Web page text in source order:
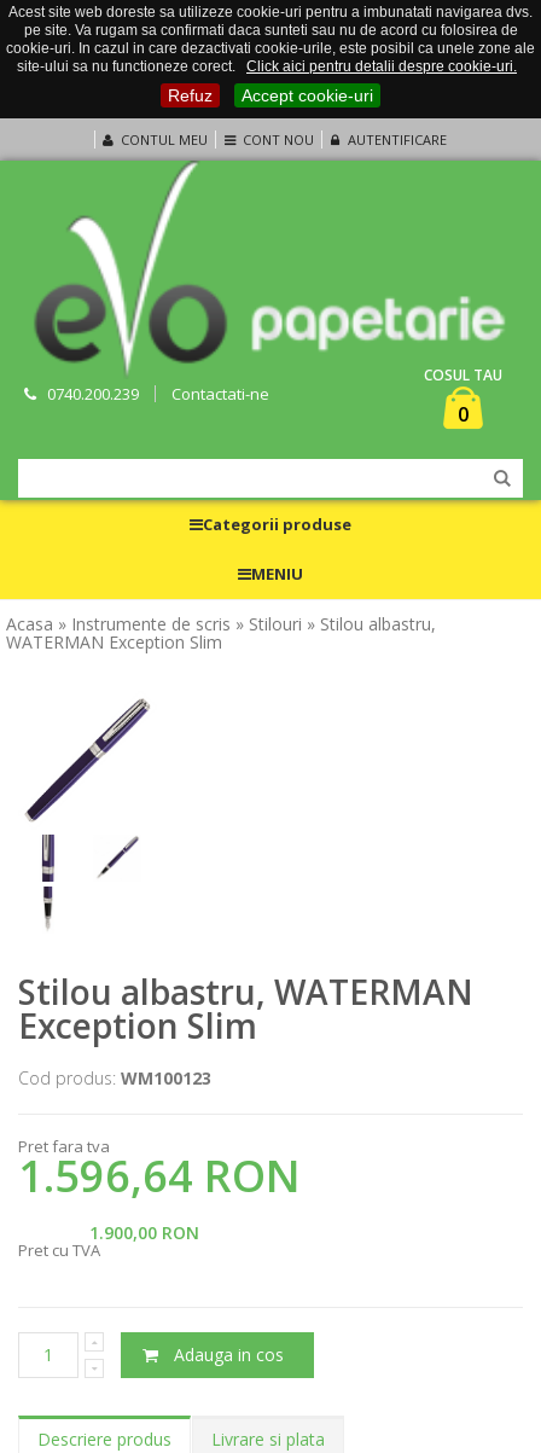
Acest site web doreste sa utilizeze cookie-uri pentru a imbunatati navigarea dvs.
pe site. Va rugam sa confirmati daca sunteti sau nu de acord cu folosirea de
cookie-uri. In cazul in care dezactivati cookie-urile, este posibil ca unele zone ale
site-ului sa nu functioneze corect.
Click aici pentru detalii despre cookie-uri.
Refuz Accept cookie-uri
CONTUL MEU CONT NOU AUTENTIFICARE
0740.200.239 Contactati-ne
COSUL TAU
0
Categorii produse
MENIU
Acasa » Instrumente de scris » Stilouri » Stilou albastru,
WATERMAN Exception Slim
Stilou albastru, WATERMAN
Exception Slim
Cod produs: WM100123
Pret fara tva
1.596,64 RON
1.900,00 RON
Pret cu TVA
Adauga in cos
Descriere produs Livrare si plata